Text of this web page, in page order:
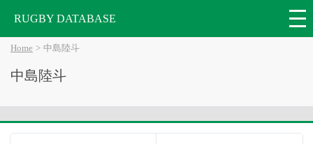
RUGBY DATABASE
Home 中島陸斗
中島陸斗